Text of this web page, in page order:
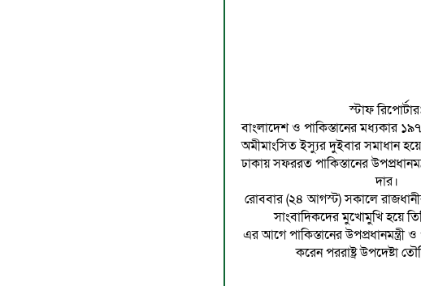
স্টাফ
বাংলাদেশ ও পাকিস্তানের মধ্যকার
অমীমাংসিত ইস্যুর দুইবার সমাধান
ঢাকায় সফররত পাকিস্তানের
দার।
রোববার (২৪ আগস্ট) সকালে
সাংবাদিকদের মুখোমুখি হয়ে
এর আগে পাকিস্তানের উপপ্রধানমন্ত্রী ও
করেন পররাষ্ট্র উপদেষ্টা